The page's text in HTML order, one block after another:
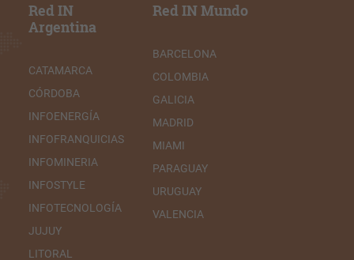
Red IN
Argentina
CATAMARCA
CÓRDOBA
INFOENERGÍA
INFOFRANQUICIAS
INFOMINERIA
INFOSTYLE
INFOTECNOLOGÍA
JUJUY
LITORAL
Red IN Mundo
BARCELONA
COLOMBIA
GALICIA
MADRID
MIAMI
PARAGUAY
URUGUAY
VALENCIA